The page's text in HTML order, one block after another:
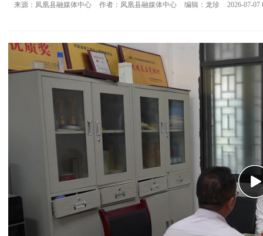
来源：凤凰县融媒体中心 作者：凤凰县融媒体中心 编辑：龙珍 2026-07-07